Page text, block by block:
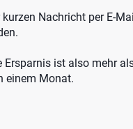
Nachricht per E-
ist also mehr
einem Monat.